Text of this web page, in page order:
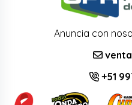
Anuncia con
+51